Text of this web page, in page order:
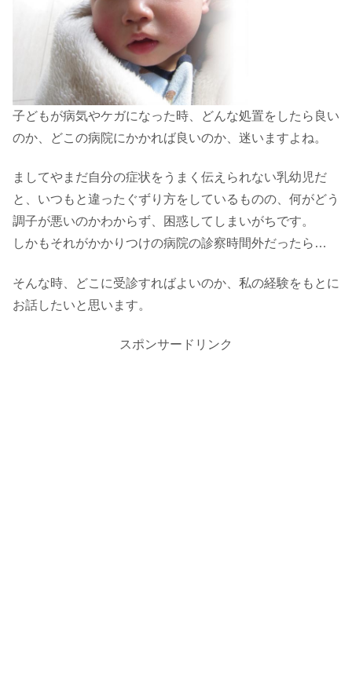
子どもが病気やケガになった時、どんな処置をしたら良い
のか、どこの病院にかかれば良いのか、迷いますよね。
ましてやまだ自分の症状をうまく伝えられない乳幼児だ
と、いつもと違ったぐずり方をしているものの、何がどう
調子が悪いのかわからず、困惑してしまいがちです。
しかもそれがかかりつけの病院の診察時間外だったら…
そんな時、どこに受診すればよいのか、私の経験をもとに
お話したいと思います。
スポンサードリンク